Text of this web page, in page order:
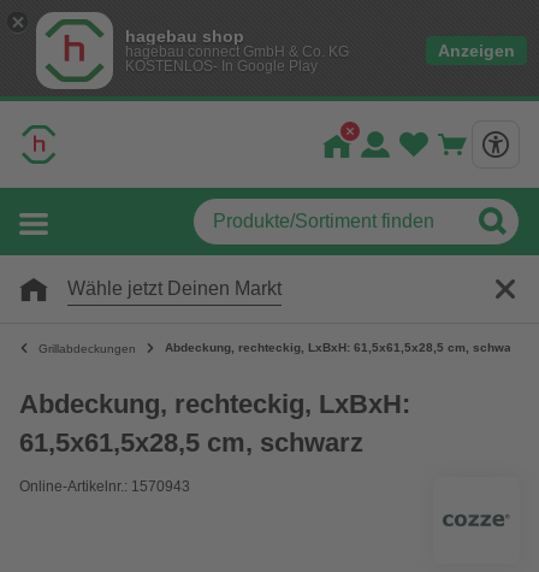
hagebau shop
hagebau connect GmbH & Co. KG
KOSTENLOS- In Google Play
Anzeigen
Wähle jetzt Deinen Markt
Grillabdeckungen Abdeckung, rechteckig, LxBxH: 61,5x61,5x28,5 cm, schwarz
Abdeckung, rechteckig, LxBxH:
61,5x61,5x28,5 cm, schwarz
Online-Artikelnr.: 1570943